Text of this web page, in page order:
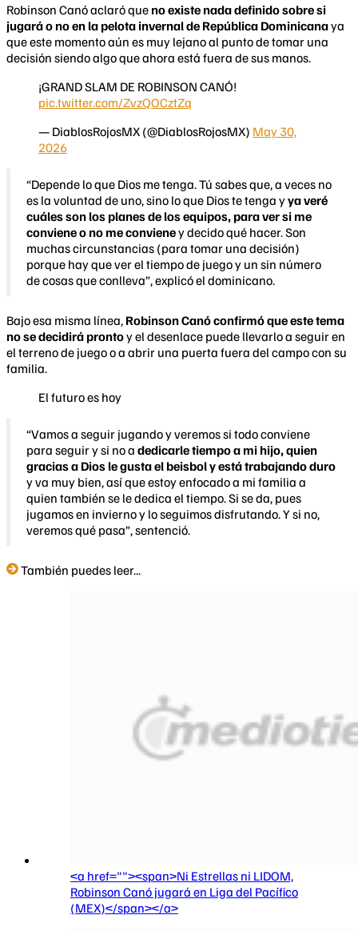
Robinson Canó aclaró que no existe nada definido sobre si
jugará o no en la pelota invernal de República Dominicanaya
que este momento aún es muy lejano al punto de tomar una
decisión siendo algo que ahora está fuera de sus manos.
¡GRAND SLAM DE ROBINSON CANÓ!
pic.twitter.com/ZvzQOCztZq
— DiablosRojosMX (@DiablosRojosMX) May 30,
2026
“Depende lo que Dios me tenga. Tú sabes que, a veces no
es la voluntad de uno, sino lo que Dios te tenga yya veré
cuáles son los planes de los equipos, para ver si me
conviene o no me convieney decido qué hacer. Son
muchas circunstancias (para tomar una decisión)
porque hay que ver el tiempo de juego y un sin número
de cosas que conlleva”, explicó el dominicano.
Bajo esa misma línea, Robinson Canó confirmó que este tema
no se decidirá prontoy el desenlace puede llevarlo a seguir en
el terreno de juego o a abrir una puerta fuera del campo con su
familia.
El futuro es hoy
“Vamos a seguir jugando y veremos si todo conviene
para seguir y si no a dedicarle tiempo a mi hijo, quien
gracias a Dios le gusta el beisbol y está trabajando duro
y va muy bien, así que estoy enfocado a mi familia a
quien también se le dedica el tiempo. Si se da, pues
jugamos en invierno y lo seguimos disfrutando. Y si no,
veremos qué pasa”, sentenció.
También puedes leer...
<a href=""><span>Ni Estrellas ni LIDOM,
Robinson Canó jugará en Liga del Pacífico
(MEX)</span></a>